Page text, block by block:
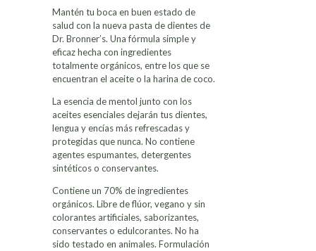
Mantén tu boca en buen estado de
salud con la nueva pasta de dientes de
Dr. Bronner’s. Una fórmula simple y
eficaz hecha con ingredientes
totalmente orgánicos, entre los que se
encuentran el aceite o la harina de coco.
La esencia de mentol junto con los
aceites esenciales dejarán tus dientes,
lengua y encías más refrescadas y
protegidas que nunca. No contiene
agentes espumantes, detergentes
sintéticos o conservantes.
Contiene un 70% de ingredientes
orgánicos. Libre de flúor, vegano y sin
colorantes artificiales, saborizantes,
conservantes o edulcorantes. No ha
sido testado en animales. Formulación